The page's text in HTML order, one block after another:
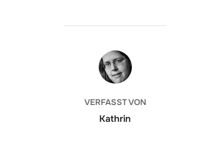
BEITRAGSAUTOR
VERFASST VON
Kathrin